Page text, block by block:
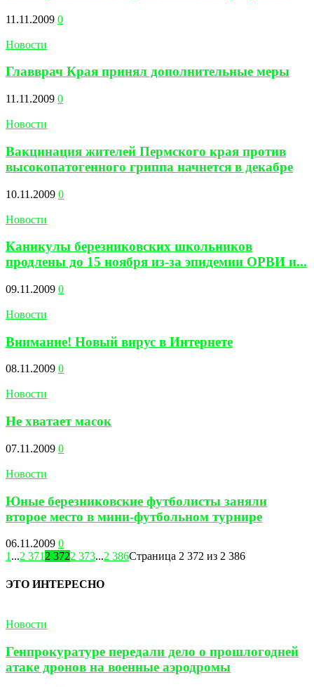
11.11.2009 0
Новости
Главврач Края принял дополнительные меры
11.11.2009 0
Новости
Вакцинация жителей Пермского края против
высокопатогенного гриппа начнется в декабре
10.11.2009 0
Новости
Каникулы березниковских школьников
продлены до 15 ноября из-за эпидемии ОРВИ и...
09.11.2009 0
Новости
Внимание! Новый вирус в Интернете
08.11.2009 0
Новости
Не хватает масок
07.11.2009 0
Новости
Юные березниковские футболисты заняли
второе место в мини-футбольном турнире
06.11.2009 0
1 ...2 371 2 3722 373...2 386Страница 2 372 из 2 386
ЭТО ИНТЕРЕСНО
Новости
Генпрокуратуре передали дело о прошлогодней
атаке дронов на военные аэродромы